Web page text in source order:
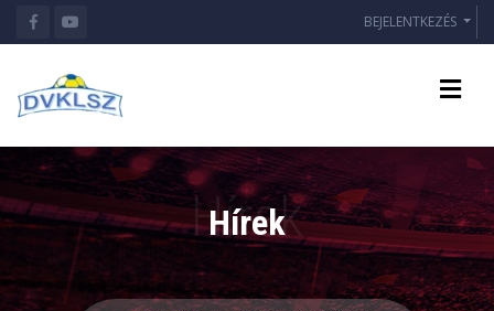
BEJELENTKEZÉS
Hírek